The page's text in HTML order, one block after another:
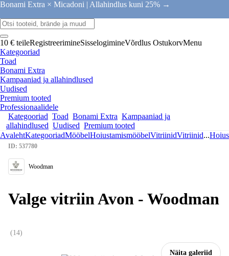
Bonami Extra × Micadoni | Allahindlus kuni 25% →
10 € teileRegistreerimineSisselogimineVõrdlus OstukorvMenu
Kategooriad
Toad
Bonami Extra
Kampaaniad ja allahindlused
Uudised
Premium tooted
Professionaalidele
Kategooriad Toad Bonami Extra Kampaaniad ja
allahindlused Uudised Premium tooted
AvalehtKategooriadMööbelHoiustamismööbelVitriinidVitriinid...
Näita galeriid
ID: 537780
Woodman
Valge vitriin Avon - Woodman
(14)